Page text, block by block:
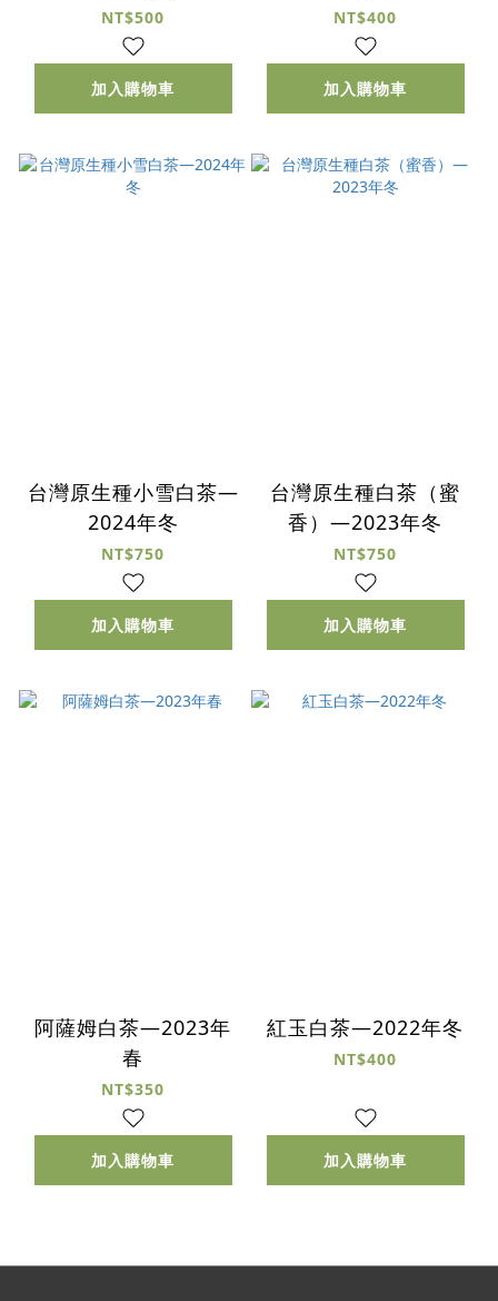
NT$500
加入購物車
NT$400
加入購物車
台灣原生種小雪白茶—
2024年冬
NT$750
加入購物車
台灣原生種白茶（蜜
香）—2023年冬
NT$750
加入購物車
阿薩姆白茶—2023年
春
NT$350
加入購物車
紅玉白茶—2022年冬
NT$400
加入購物車